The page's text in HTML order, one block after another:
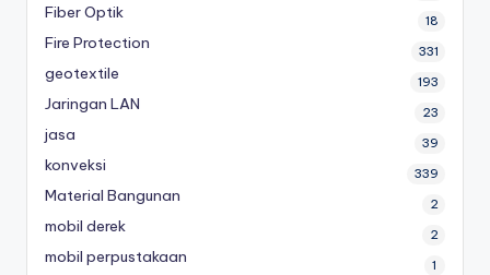
Fiber Optik 18
Fire Protection 331
geotextile 193
Jaringan LAN 23
jasa 39
konveksi 339
Material Bangunan 2
mobil derek 2
mobil perpustakaan 1